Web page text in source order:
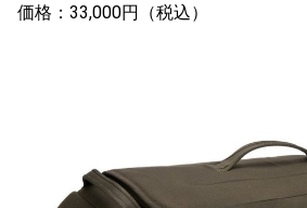
価格 ：33,000円（税込）